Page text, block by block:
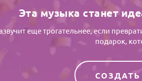
Эта музыка станет
еще трогательнее, если
подарок,